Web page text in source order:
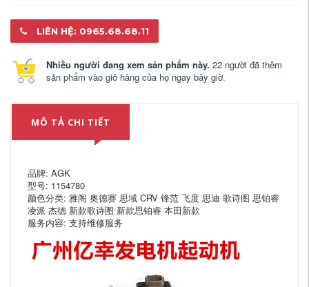
LIÊN HỆ: 0965.68.68.11
Nhiều người đang xem sản phẩm này. 22 người đã thêm
sản phẩm vào giỏ hàng của họ ngay bây giờ.
MÔ TẢ CHI TIẾT
品牌: AGK
型号: 1154780
颜色分类: 雅阁 奥德赛 思域 CRV 锋范 飞度 思迪 歌诗图 思铂睿
凌派 杰德 新款歌诗图 新款思铂睿 本田新款
服务内容: 支持维修服务